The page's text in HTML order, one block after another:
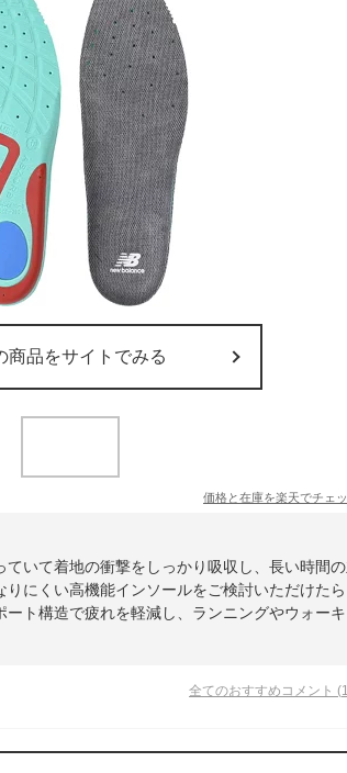
商品をサイトでみる
価格と在庫を楽天でチェ
いて着地の衝撃をしっかり吸収し、長い時間
にくい高機能インソールをご検討いただけたら
ト構造で疲れを軽減し、ランニングやウォー
全てのおすすめコメント (1